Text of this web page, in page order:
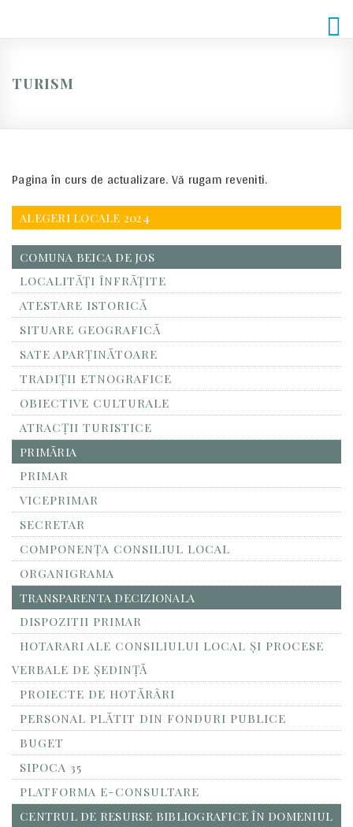
TURISM
Pagina în curs de actualizare. Vă rugam reveniti.
ALEGERI LOCALE 2024
COMUNA BEICA DE JOS
LOCALITĂŢI ÎNFRĂŢITE
ATESTARE ISTORICĂ
SITUARE GEOGRAFICĂ
SATE APARȚINĂTOARE
TRADIȚII ETNOGRAFICE
OBIECTIVE CULTURALE
ATRACȚII TURISTICE
PRIMĂRIA
PRIMAR
VICEPRIMAR
SECRETAR
COMPONENȚA CONSILIUL LOCAL
ORGANIGRAMA
TRANSPARENTA DECIZIONALA
DISPOZITII PRIMAR
HOTARARI ALE CONSILIULUI LOCAL ȘI PROCESE
VERBALE DE ȘEDINȚĂ
PROIECTE DE HOTĂRÂRI
PERSONAL PLĂTIT DIN FONDURI PUBLICE
BUGET
SIPOCA 35
PLATFORMA E-CONSULTARE
CENTRUL DE RESURSE BIBLIOGRAFICE ÎN DOMENIUL